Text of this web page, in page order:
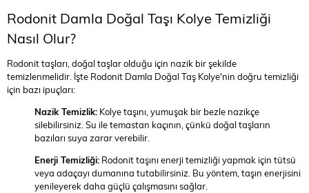
Rodonit Damla Doğal Taşı Kolye Temizliği
Nasıl Olur?
Rodonit taşları, doğal taşlar olduğu için nazik bir şekilde
temizlenmelidir. İşte Rodonit Damla Doğal Taş Kolye'nin doğru temizliği
için bazı ipuçları:
Nazik Temizlik: Kolye taşını, yumuşak bir bezle nazikçe
silebilirsiniz. Su ile temastan kaçının, çünkü doğal taşların
bazıları suya zarar verebilir.
Enerji Temizliği: Rodonit taşını enerji temizliği yapmak için tütsü
veya adaçayı dumanına tutabilirsiniz. Bu yöntem, taşın enerjisini
yenileyerek daha güçlü çalışmasını sağlar.